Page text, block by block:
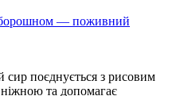
борошном — поживний
поєднується з рисовим
та допомагає